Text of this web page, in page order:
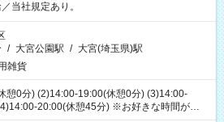
当社規定あり。
/ 大宮公園駅 / 大宮(埼玉県)駅
雑貨
憩0分) (2)14:00-19:00(休憩0分) (3)14:00-
20:00(休憩45分) ※お好きな時間が選べ